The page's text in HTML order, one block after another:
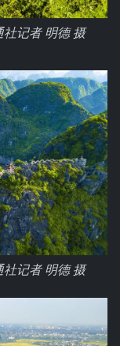
记者 明德 摄
记者 明德 摄